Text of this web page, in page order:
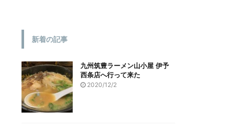
新着の記事
九州筑豊ラーメン山小屋 伊予
西条店へ行って来た
2020/12/2